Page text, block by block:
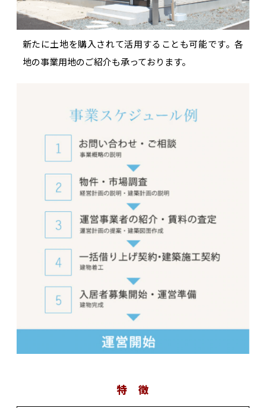
新たに土地を購入されて活用することも可能です。各
地の事業用地のご紹介も承っております。
特 徴